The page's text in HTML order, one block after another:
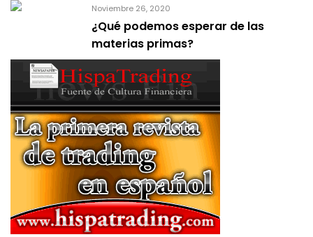
Noviembre 26, 2020
¿Qué podemos esperar de las
materias primas?